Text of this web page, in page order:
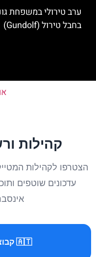
ערב טירולי במשפחת
בחבל טירול (Gundolf)
קהילות
הצטרפו לקהילות
עדכונים שוטפים
🇦🇹 קבוצת וינה למטיילים